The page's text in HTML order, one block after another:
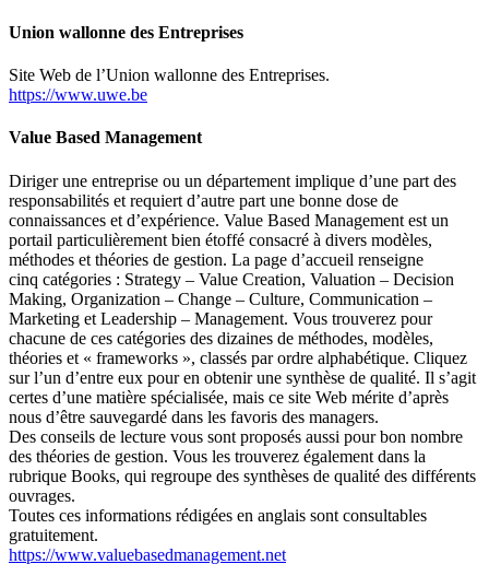
Union wallonne des Entreprises
Site Web de l’Union wallonne des Entreprises.
https://www.uwe.be
Value Based Management
Diriger une entreprise ou un département implique d’une part des
responsabilités et requiert d’autre part une bonne dose de
connaissances et d’expérience. Value Based Management est un
portail particulièrement bien étoffé consacré à divers modèles,
méthodes et théories de gestion. La page d’accueil renseigne
cinq catégories : Strategy – Value Creation, Valuation – Decision
Making, Organization – Change – Culture, Communication –
Marketing et Leadership – Management. Vous trouverez pour
chacune de ces catégories des dizaines de méthodes, modèles,
théories et « frameworks », classés par ordre alphabétique. Cliquez
sur l’un d’entre eux pour en obtenir une synthèse de qualité. Il s’agit
certes d’une matière spécialisée, mais ce site Web mérite d’après
nous d’être sauvegardé dans les favoris des managers.
Des conseils de lecture vous sont proposés aussi pour bon nombre
des théories de gestion. Vous les trouverez également dans la
rubrique Books, qui regroupe des synthèses de qualité des différents
ouvrages.
Toutes ces informations rédigées en anglais sont consultables
gratuitement.
https://www.valuebasedmanagement.net